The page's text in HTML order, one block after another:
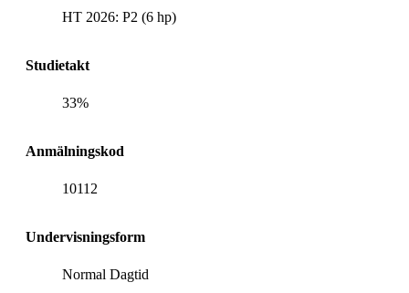
HT 2026: P2 (6 hp)
Studietakt
33%
Anmälningskod
10112
Undervisningsform
Normal Dagtid